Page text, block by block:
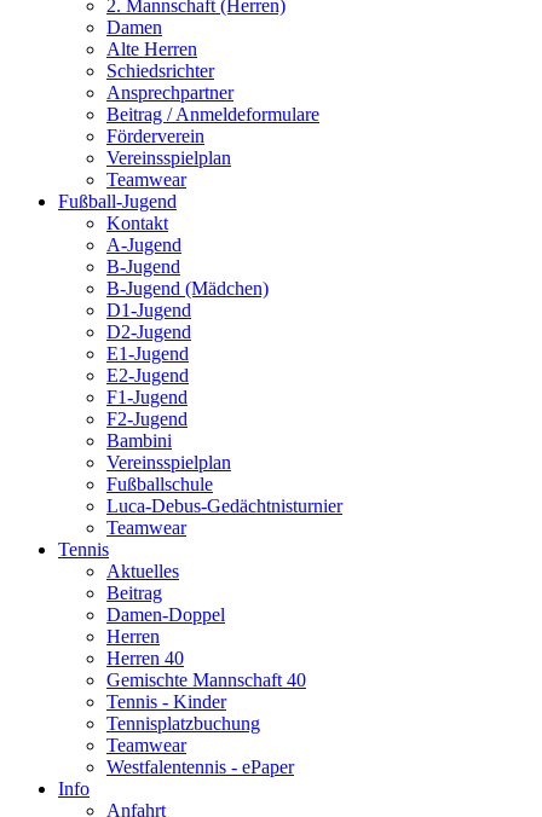
2. Mannschaft (Herren)
Damen
Alte Herren
Schiedsrichter
Ansprechpartner
Beitrag / Anmeldeformulare
Förderverein
Vereinsspielplan
Teamwear
Fußball-Jugend
Kontakt
A-Jugend
B-Jugend
B-Jugend (Mädchen)
D1-Jugend
D2-Jugend
E1-Jugend
E2-Jugend
F1-Jugend
F2-Jugend
Bambini
Vereinsspielplan
Fußballschule
Luca-Debus-Gedächtnisturnier
Teamwear
Tennis
Aktuelles
Beitrag
Damen-Doppel
Herren
Herren 40
Gemischte Mannschaft 40
Tennis - Kinder
Tennisplatzbuchung
Teamwear
Westfalentennis - ePaper
Info
Anfahrt